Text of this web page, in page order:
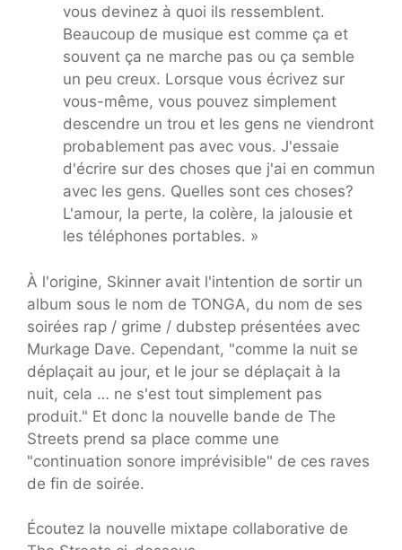
vous devinez à quoi ils ressemblent.
Beaucoup de musique est comme ça et
souvent ça ne marche pas ou ça semble
un peu creux. Lorsque vous écrivez sur
vous-même, vous pouvez simplement
descendre un trou et les gens ne viendront
probablement pas avec vous. J'essaie
d'écrire sur des choses que j'ai en commun
avec les gens. Quelles sont ces choses?
L'amour, la perte, la colère, la jalousie et
les téléphones portables. »
À l'origine, Skinner avait l'intention de sortir un
album sous le nom de TONGA, du nom de ses
soirées rap / grime / dubstep présentées avec
Murkage Dave. Cependant, "comme la nuit se
déplaçait au jour, et le jour se déplaçait à la
nuit, cela … ne s'est tout simplement pas
produit." Et donc la nouvelle bande de The
Streets prend sa place comme une
"continuation sonore imprévisible" de ces raves
de fin de soirée.
Écoutez la nouvelle mixtape collaborative de